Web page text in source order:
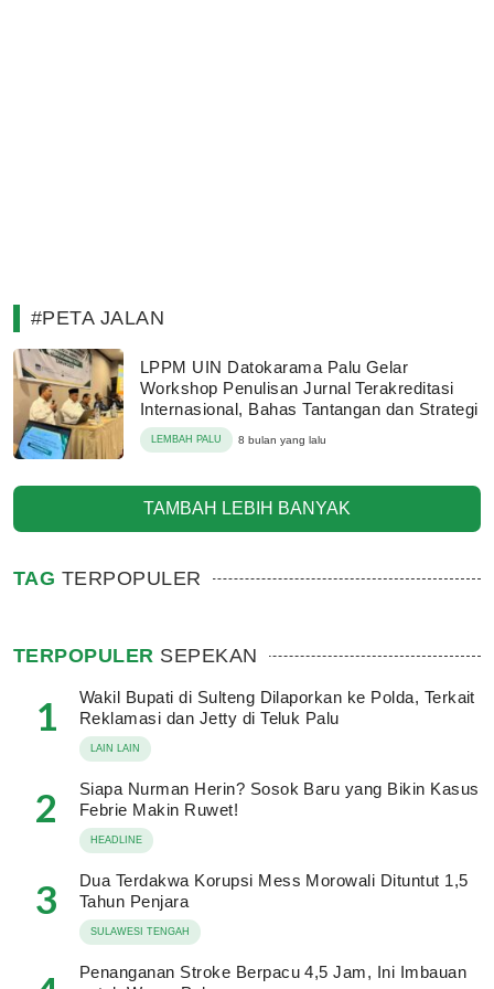
#PETA JALAN
LPPM UIN Datokarama Palu Gelar
Workshop Penulisan Jurnal Terakreditasi
Internasional, Bahas Tantangan dan Strategi
LEMBAH PALU 8 bulan yang lalu
TAMBAH LEBIH BANYAK
TAG TERPOPULER
TERPOPULER SEPEKAN
1
Wakil Bupati di Sulteng Dilaporkan ke Polda, Terkait
Reklamasi dan Jetty di Teluk Palu
LAIN LAIN
2
Siapa Nurman Herin? Sosok Baru yang Bikin Kasus
Febrie Makin Ruwet!
HEADLINE
3
Dua Terdakwa Korupsi Mess Morowali Dituntut 1,5
Tahun Penjara
SULAWESI TENGAH
Penanganan Stroke Berpacu 4,5 Jam, Ini Imbauan